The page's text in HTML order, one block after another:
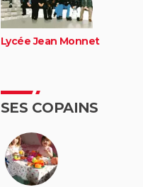
Lycée Jean Monnet
SES COPAINS